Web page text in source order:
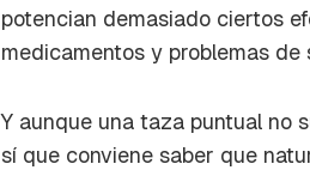
Guardar
cuenta de
potencian demasiado ciertos
medicamentos y problemas de
Y aunque una taza puntual no
sí que conviene saber que